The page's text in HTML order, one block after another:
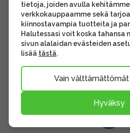
tietoja, joiden avulla kehitämme
verkkokauppaamme sekä
kiinnostavampia tuotteita ja
Halutessasi voit koska tahansa
sivun alalaidan evästeiden
lisää tästä.
Vain
Hyväksy